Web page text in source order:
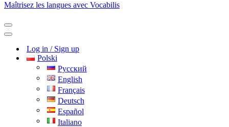
Maîtrisez les langues avec Vocabilis
Menu
nawigacji
Menu
nawigacjiLog in / Sign up
Polski
Русский
English
Français
Deutsch
Español
Italiano